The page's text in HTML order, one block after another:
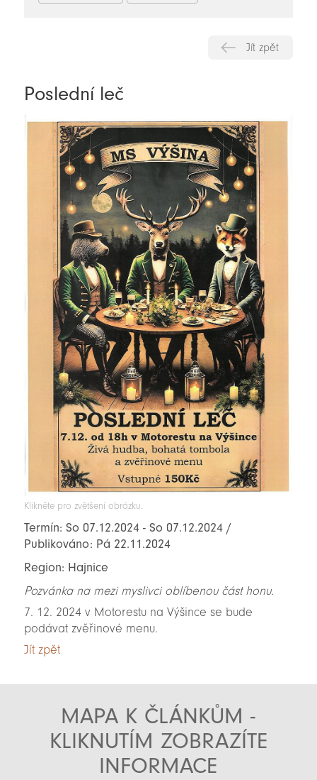
Jít zpět
Poslední leč
Klikněte pro zvětšení obrázku.
Termín: So 07.12.2024 - So 07.12.2024 /
Publikováno: Pá 22.11.2024
Region: Hajnice
Pozvánka na mezi myslivci oblíbenou část honu.
7. 12. 2024 v Motorestu na Výšince se bude
podávat zvěřinové menu.
Jít zpět
MAPA K ČLÁNKŮM -
KLIKNUTÍM ZOBRAZÍTE
INFORMACE